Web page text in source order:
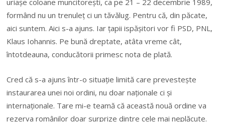
formând nu un trenuleţ ci un tăvălug. Pentru că, din păcate,
aici suntem. Aici s-a ajuns. Iar ţapii ispăşitori vor fi PSD, PNL,
Klaus Iohannis. Pe bună dreptate, atâta vreme cât,
întotdeauna, conducătorii primesc nota de plată.
Cred că s-a ajuns într-o situaţie limită care prevesteşte
instaurarea unei noi ordini, nu doar naţionale ci şi
internaţionale. Tare mi-e teamă că această nouă ordine va
rezerva românilor doar surprize dintre cele mai neplăcute.